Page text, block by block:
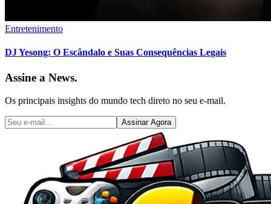
Entretenimento
DJ Yesong: O Escândalo e Suas Consequências Legais
Assine a News.
Os principais insights do mundo tech direto no seu e-mail.
Assinar Agora